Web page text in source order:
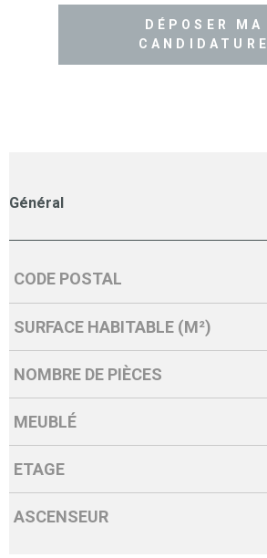
DÉPOSER MA
CANDIDATURE
Général
Caractérisque Valeurs
CODE POSTAL
SURFACE HABITABLE (M²)
NOMBRE DE PIÈCES
MEUBLÉ
ETAGE
ASCENSEUR